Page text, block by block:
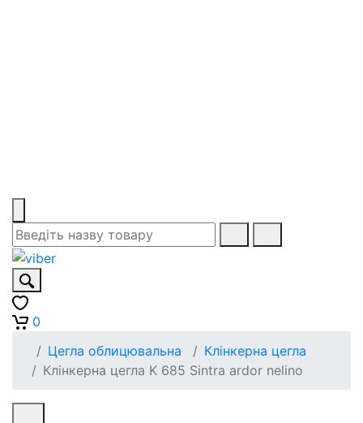
0
Цегла облицювальна
Клінкерна цегла
Клінкерна цегла K 685 Sintra ardor nelino